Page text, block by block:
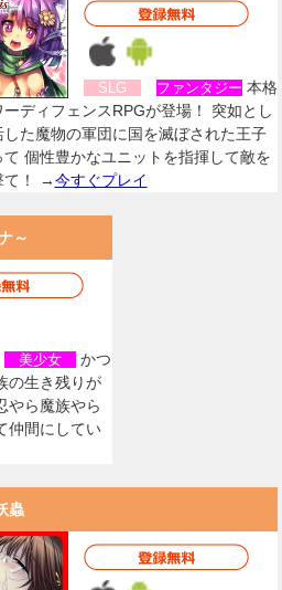
SLG ファンタジー 本格
ーディフェンスRPGが登場！ 突如とし
した魔物の軍団に国を滅ぼされた王子
て 個性豊かなユニットを指揮して敵を
て！ →今すぐプレイ
～
美少女
かつ
の生き残りが
やら魔族やら
仲間にしてい
蟲